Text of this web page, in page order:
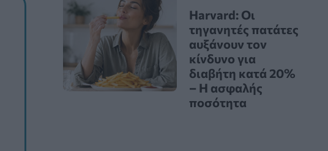
Harvard: Οι
τηγανητές πατάτες
αυξάνουν τον
κίνδυνο για
διαβήτη κατά 20%
– Η ασφαλής
ποσότητα